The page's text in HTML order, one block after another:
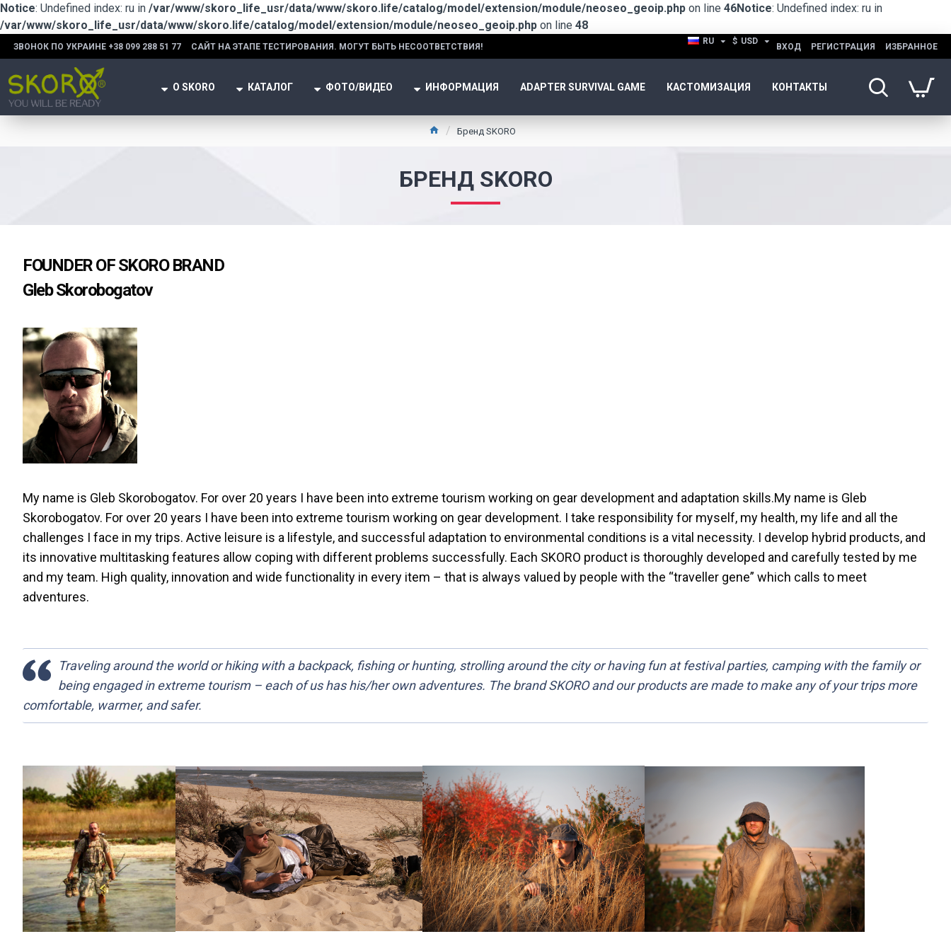
Notice: Undefined index: ru in /var/www/skoro_life_usr/data/www/skoro.life/catalog/model/extension/module/neoseo_geoip.php on line 46Notice: Undefined index: ru in
/var/www/skoro_life_usr/data/www/skoro.life/catalog/model/extension/module/neoseo_geoip.php on line 48
ЗВОНОК ПО УКРАИНЕ +38 099 288 51 77 САЙТ НА ЭТАПЕ ТЕСТИРОВАНИЯ. МОГУТ БЫТЬ НЕСООТВЕТСТВИЯ!
RU $ USD
ВХОД РЕГИСТРАЦИЯ ИЗБРАННОЕ
О SKORO КАТАЛОГ ФОТО/ВИДЕО ИНФОРМАЦИЯ ADAPTER SURVIVAL GAME КАСТОМИЗАЦИЯ КОНТАКТЫ
Бренд SKORO
БРЕНД SKORO
FOUNDER OF SKORO BRAND
Gleb Skorobogatov
My name is Gleb Skorobogatov. For over 20 years I have been into extreme tourism working on gear development and adaptation skills.My name is Gleb
Skorobogatov. For over 20 years I have been into extreme tourism working on gear development. I take responsibility for myself, my health, my life and all the
challenges I face in my trips. Active leisure is a lifestyle, and successful adaptation to environmental conditions is a vital necessity. I develop hybrid products, and
its innovative multitasking features allow coping with different problems successfully. Each SKORO product is thoroughly developed and carefully tested by me
and my team. High quality, innovation and wide functionality in every item – that is always valued by people with the “traveller gene” which calls to meet
adventures.
Traveling around the world or hiking with a backpack, fishing or hunting, strolling around the city or having fun at festival parties, camping with the family or
being engaged in extreme tourism – each of us has his/her own adventures. The brand SKORO and our products are made to make any of your trips more
comfortable, warmer, and safer.